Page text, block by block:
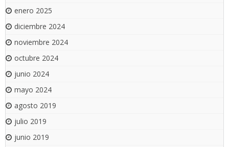
enero 2025
diciembre 2024
noviembre 2024
octubre 2024
junio 2024
mayo 2024
agosto 2019
julio 2019
junio 2019